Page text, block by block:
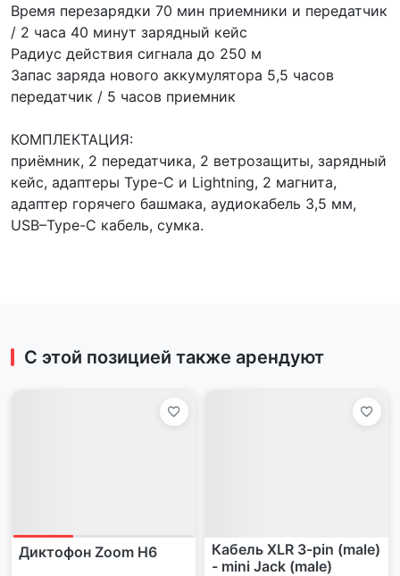
Время перезарядки 70 мин приемники и передатчик
/ 2 часа 40 минут зарядный кейс
Радиус действия сигнала до 250 м
Запас заряда нового аккумулятора 5,5 часов
передатчик / 5 часов приемник
КОМПЛЕКТАЦИЯ:
приёмник, 2 передатчика, 2 ветрозащиты, зарядный
кейс, адаптеры Type-C и Lightning, 2 магнита,
адаптер горячего башмака, аудиокабель 3,5 мм,
USB–Type-C кабель, сумка.
С этой позицией также арендуют
Диктофон Zoom H6
Кабель XLR 3-pin (male)
- mini Jack (male)